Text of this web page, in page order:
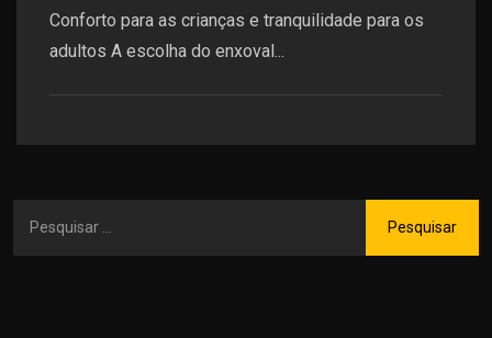
Conforto para as crianças e tranquilidade para os
adultos A escolha do enxoval...